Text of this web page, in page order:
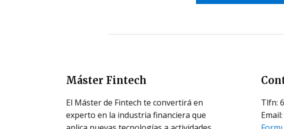
Máster Fintech
El Máster de Fintech te convertirá en
experto en la industria financiera que
Tlfn:
Email: